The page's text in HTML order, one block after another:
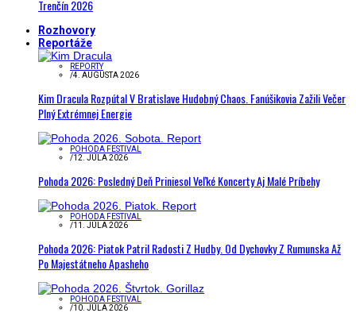
Trenčín 2026
Rozhovory
Reportáže
REPORTY
/4. AUGUSTA 2026
Kim Dracula Rozpútal V Bratislave Hudobný Chaos. Fanúšikovia Zažili Večer
Plný Extrémnej Energie
POHODA FESTIVAL
/12. JÚLA 2026
Pohoda 2026: Posledný Deň Priniesol Veľké Koncerty Aj Malé Príbehy
POHODA FESTIVAL
/11. JÚLA 2026
Pohoda 2026: Piatok Patril Radosti Z Hudby. Od Dychovky Z Rumunska Až
Po Majestátneho Apasheho
POHODA FESTIVAL
/10. JÚLA 2026